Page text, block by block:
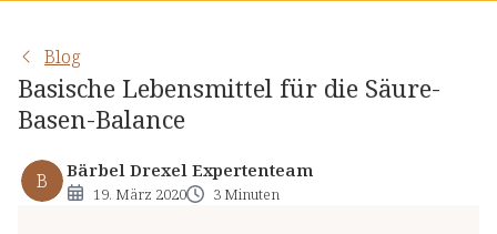
Blog
Basische Lebensmittel für die Säure-
Basen-Balance
B Bärbel Drexel Expertenteam
19. März 2020 3 Minuten
Basenbildende Getränke
Basenbildende Salate, Sprossen und Keime
Basenbildende Kräuter und Gewürze